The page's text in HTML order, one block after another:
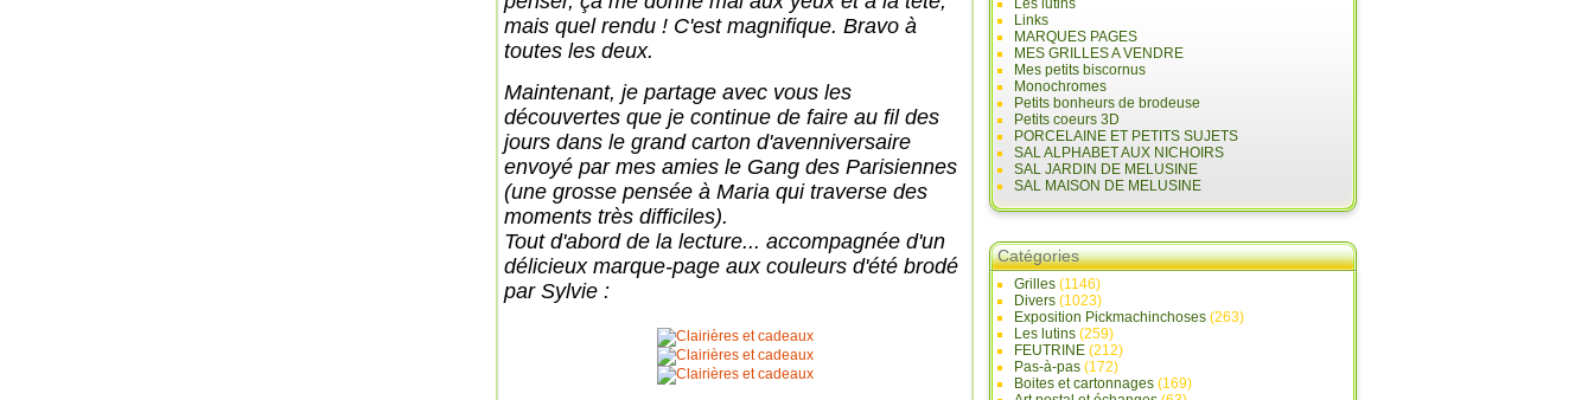
mais quel rendu ! C'est magnifique. Bravo à
toutes les deux.
Maintenant, je partage avec vous les
découvertes que je continue de faire au fil des
jours dans le grand carton d'avenniversaire
envoyé par mes amies le Gang des Parisiennes
(une grosse pensée à Maria qui traverse des
moments très difficiles).
Tout d'abord de la lecture... accompagnée d'un
délicieux marque-page aux couleurs d'été brodé
par Sylvie :
Les lutins
Links
MARQUES PAGES
MES GRILLES A VENDRE
Mes petits biscornus
Monochromes
Petits bonheurs de brodeuse
Petits coeurs 3D
PORCELAINE ET PETITS SUJETS
SAL ALPHABET AUX NICHOIRS
SAL JARDIN DE MELUSINE
SAL MAISON DE MELUSINE
Catégories
Grilles (1146)
Divers (1023)
Exposition Pickmachinchoses (263)
Les lutins (259)
FEUTRINE (212)
Pas-à-pas (172)
Boites et cartonnages (169)